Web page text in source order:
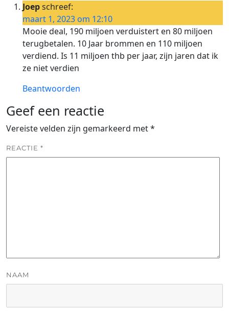
Joepschreef:
maart 1, 2023 om 12:10
Mooie deal, 190 miljoen verduistert en 80 miljoen
terugbetalen. 10 Jaar brommen en 110 miljoen
verdiend. Is 11 miljoen thb per jaar, zijn jaren dat ik
ze niet verdien
Beantwoorden
Geef een reactie
Vereiste velden zijn gemarkeerd met*
REACTIE *
NAAM